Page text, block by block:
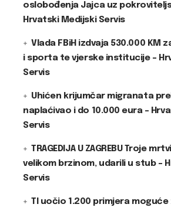
oslobođenja Jajca uz
Hrvatski Medijski Servis
Vlada FBiH izdvaja 530.000 KM
i sporta te vjerske institucije –
Servis
Uhićen krijumčar migranata
naplaćivao i do 10.000 eura –
Servis
TRAGEDIJA U ZAGREBU Troje
velikom brzinom, udarili u stub –
Servis
TI uočio 1.200 primjera